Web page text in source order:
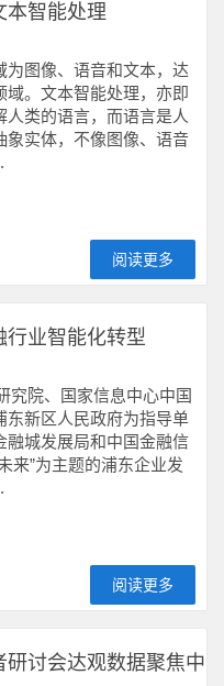
本智能处理
为图像、语音和文本，达
。文本智能处理，亦即
人类的语言，而语言是人
象实体，不像图像、语音
阅读更多
行业智能化转型
究院、国家信息中心中国
东新区人民政府为指导单
融城发展局和中国金融信
来”为主题的浦东企业发
阅读更多
讨会达观数据聚焦中